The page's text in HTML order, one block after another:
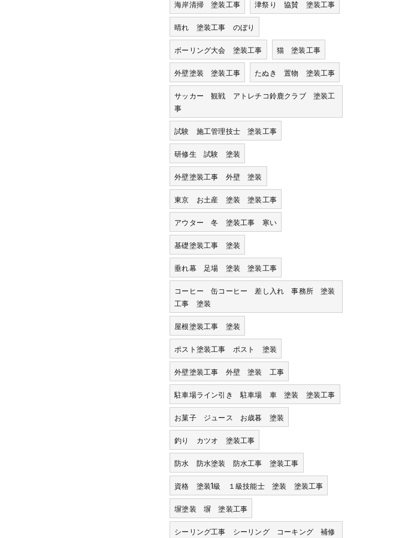
海岸清掃 塗装工事 津祭り 協賛 塗装工事
晴れ 塗装工事 のぼり
ボーリング大会 塗装工事 猫 塗装工事
外壁塗装 塗装工事 たぬき 置物 塗装工事
サッカー 観戦 アトレチコ鈴鹿クラブ 塗装工
事
試験 施工管理技士 塗装工事
研修生 試験 塗装
外壁塗装工事 外壁 塗装
東京 お土産 塗装 塗装工事
アウター 冬 塗装工事 寒い
基礎塗装工事 塗装
垂れ幕 足場 塗装 塗装工事
コーヒー 缶コーヒー 差し入れ 事務所 塗装
工事 塗装
屋根塗装工事 塗装
ポスト塗装工事 ポスト 塗装
外壁塗装工事 外壁 塗装 工事
駐車場ライン引き 駐車場 車 塗装 塗装工事
お菓子 ジュース お歳暮 塗装
釣り カツオ 塗装工事
防水 防水塗装 防水工事 塗装工事
資格 塗装1級 １級技能士 塗装 塗装工事
塀塗装 塀 塗装工事
シーリング工事 シーリング コーキング 補修